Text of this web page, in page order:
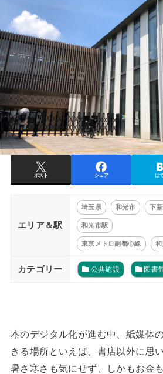
ポスト シェア は
エリア＆駅
埼玉県 和光市 下
和光市駅
東京メトロ副都心線 和
カテゴリー 公共施設 図書
本のデジタル化が進む中、紙媒体
きる場所といえば、書店以外に思
暑さ寒さも気にせず、しかもお金